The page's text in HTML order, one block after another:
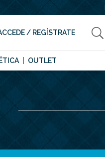
/ REGÍSTRATE
OUTLET